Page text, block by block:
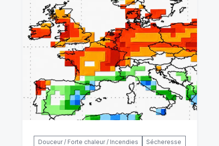
Douceur / Forte chaleur / Incendies
Sécheresse